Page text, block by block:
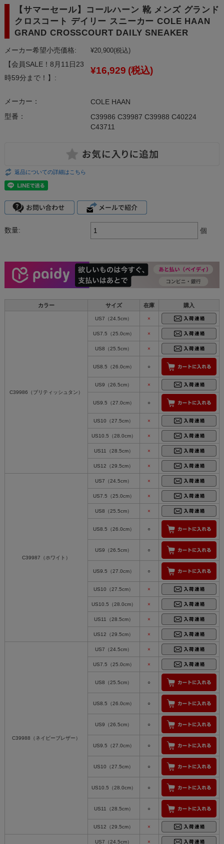
【サマーセール】コールハーン 靴 メンズ グランド
クロスコート デイリー スニーカー COLE HAAN
GRAND CROSSCOURT DAILY SNEAKER
メーカー希望小売価格: ¥20,900(税込)
【会員SALE！8月11日23
時59分まで！】:
¥16,929 (税込)
メーカー：
COLE HAAN
型番：
C39986 C39987 C39988 C40224
C43711
返品についての詳細はこちら
数量: 個
カラー サイズ 在庫 購入
C39986（ブリティッシュタン）
US7（24.5cm） ×
US7.5（25.0cm） ×
US8（25.5cm） ×
US8.5（26.0cm） ○
US9（26.5cm） ×
US9.5（27.0cm） ○
US10（27.5cm） ×
US10.5（28.0cm） ×
US11（28.5cm） ×
US12（29.5cm） ×
C39987（ホワイト）
US7（24.5cm） ×
US7.5（25.0cm） ×
US8（25.5cm） ×
US8.5（26.0cm） ○
US9（26.5cm） ○
US9.5（27.0cm） ○
US10（27.5cm） ×
US10.5（28.0cm） ×
US11（28.5cm） ×
US12（29.5cm） ×
C39988（ネイビーブレザー）
US7（24.5cm） ×
US7.5（25.0cm） ×
US8（25.5cm） ○
US8.5（26.0cm） ○
US9（26.5cm） ○
US9.5（27.0cm） ○
US10（27.5cm） ○
US10.5（28.0cm） ○
US11（28.5cm） ○
US12（29.5cm） ×
US7（24.5cm） ×